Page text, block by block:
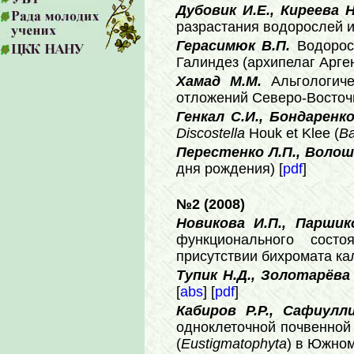
Дубовик И.Е., Киреева
разрастания водорослей
Герасимюк В.П.
Галиндез (архипелаг
Хамад М.М.
отложений Северо-
Генкал С.И.,
Discostella Houk et Klee (
Перестенко Л.П.,
дня рождения) [pdf]
№2 (2008)
Новикова И.П.,
функционального
присутствии бихромата
Тупик Н.Д.,
[abs] [pdf]
Кабиров Р.Р.,
одноклеточной
(Eustigmatophyta) в